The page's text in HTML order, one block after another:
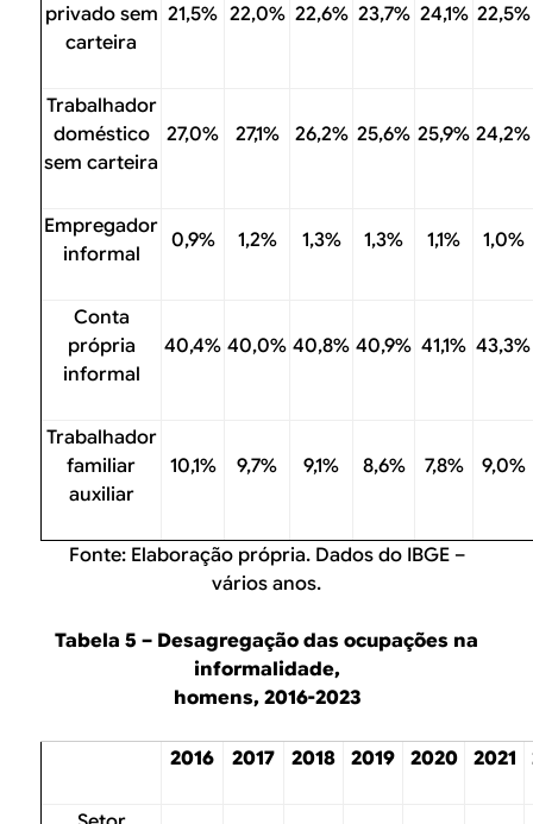
privado sem
carteira
21,5% 22,0% 22,6% 23,7% 24,1% 22,5%
Trabalhador
doméstico
sem carteira
27,0% 27,1% 26,2% 25,6% 25,9% 24,2%
Empregador
informal
0,9% 1,2% 1,3% 1,3% 1,1% 1,0%
Conta
própria
informal
40,4% 40,0% 40,8% 40,9% 41,1% 43,3%
Trabalhador
familiar
auxiliar
10,1% 9,7% 9,1% 8,6% 7,8% 9,0%
Fonte: Elaboração própria. Dados do IBGE –
vários anos.
Tabela 5 – Desagregação das ocupações na
informalidade,
homens, 2016-2023
2016 2017 2018 2019 2020 2021